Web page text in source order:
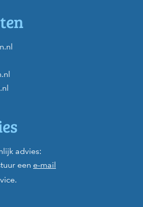
advies:
een e-mail